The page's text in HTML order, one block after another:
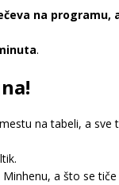
na programu,
.
na tabeli, a sve
a što se tiče